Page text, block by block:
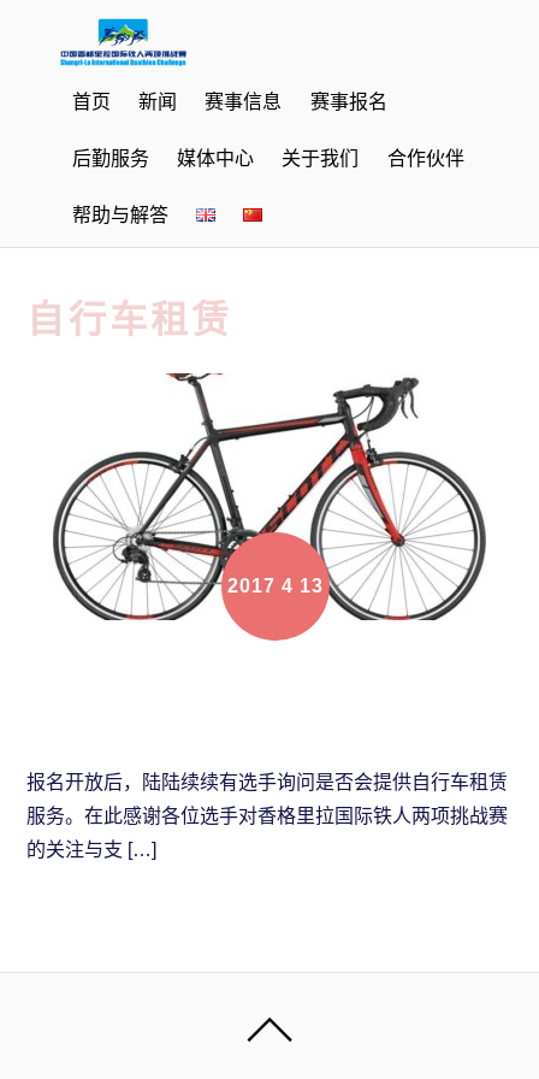
首页 新闻 赛事信息 赛事报名
后勤服务 媒体中心 关于我们 合作伙伴
帮助与解答
自行车租赁
2017 4 13
报名开放后，陆陆续续有选手询问是否会提供自行车租赁
服务。在此感谢各位选手对香格里拉国际铁人两项挑战赛
的关注与支 […]